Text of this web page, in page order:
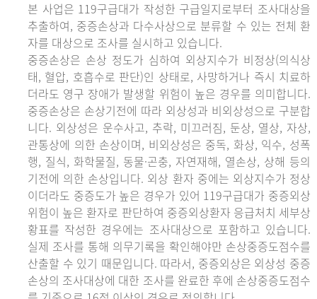
본 사업은 119구급대가 작성한 구급일지로부터 조사대상을
추출하여, 중증손상과 다수사상으로 분류할 수 있는 전체 환
자를 대상으로 조사를 실시하고 있습니다.
중증손상은 손상 정도가 심하여 외상지수가 비정상(의식상
태, 혈압, 호흡수로 판단)인 상태로, 사망하거나 즉시 치료하
더라도 영구 장애가 발생할 위험이 높은 경우를 의미합니다.
중증손상은 손상기전에 따라 외상성과 비외상성으로 구분합
니다. 외상성은 운수사고, 추락, 미끄러짐, 둔상, 열상, 자상,
관통상에 의한 손상이며, 비외상성은 중독, 화상, 익수, 성폭
행, 질식, 화학물질, 동물·곤충, 자연재해, 열손상, 상해 등의
기전에 의한 손상입니다. 외상 환자 중에는 외상지수가 정상
이더라도 중증도가 높은 경우가 있어 119구급대가 중증외상
위험이 높은 환자로 판단하여 중증외상환자 응급처치 세부상
황표를 작성한 경우에는 조사대상으로 포함하고 있습니다.
실제 조사를 통해 의무기록을 확인해야만 손상중증도점수를
산출할 수 있기 때문입니다. 따라서, 중증외상은 외상성 중증
손상의 조사대상에 대한 조사를 완료한 후에 손상중증도점수